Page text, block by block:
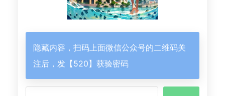
隐藏内容，扫码上面微信公众号的二维码关
注后，发【520】获验密码